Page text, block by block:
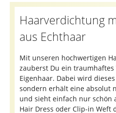
Haarverdichtung
aus Echthaar
Mit unseren hochwertigen
zauberst Du ein traumhaftes
Eigenhaar. Dabei wird
sondern erhält eine absolut
und sieht einfach nur schön
Hair Dress oder Clip-in Weft